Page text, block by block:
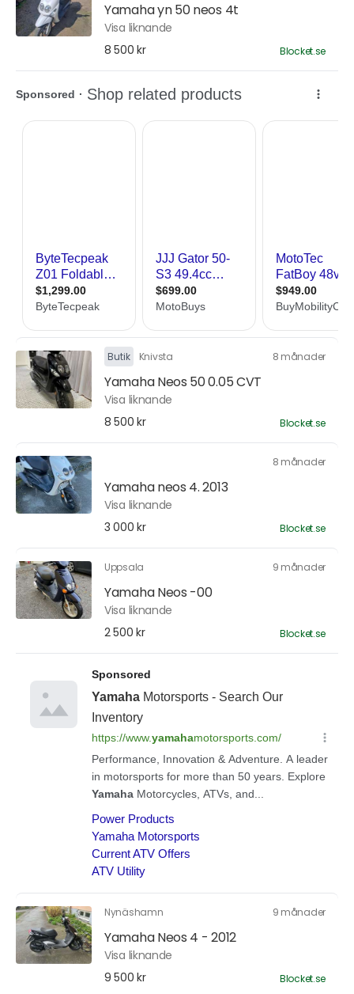
Yamaha yn 50 neos 4t
Visa liknande
8 500 kr
Blocket.se
Butik Knivsta 8 månader
Yamaha Neos 50 0.05 CVT
Visa liknande
8 500 kr
Blocket.se
8 månader
Yamaha neos 4. 2013
Visa liknande
3 000 kr
Blocket.se
Uppsala 9 månader
Yamaha Neos -00
Visa liknande
2 500 kr
Blocket.se
Nynäshamn 9 månader
Yamaha Neos 4 - 2012
Visa liknande
9 500 kr
Blocket.se